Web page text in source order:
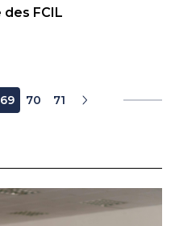
FCIL
69 70 71